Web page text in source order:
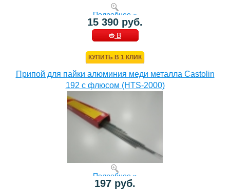
Подробнее »
15 390 руб.
В
КУПИТЬ В 1 КЛИК
Припой для пайки алюминия меди металла Castolin
192 с флюсом (HTS-2000)
Подробнее »
197 руб.